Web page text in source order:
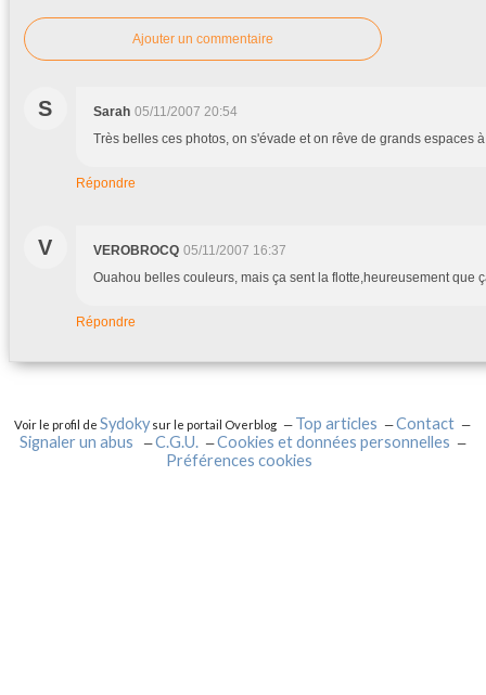
Ajouter un commentaire
S Sarah 05/11/2007 20:54
Très belles ces photos, on s'évade et on rêve de grands espaces
Répondre
V VEROBROCQ 05/11/2007 16:37
Ouahou belles couleurs, mais ça sent la flotte,heureusement que
Répondre
Voir le profil deSydokysur le portail Overblog Top articles
Contact
Signaler un abus
C.G.U.
Cookies et données personnelles
Préférences cookies